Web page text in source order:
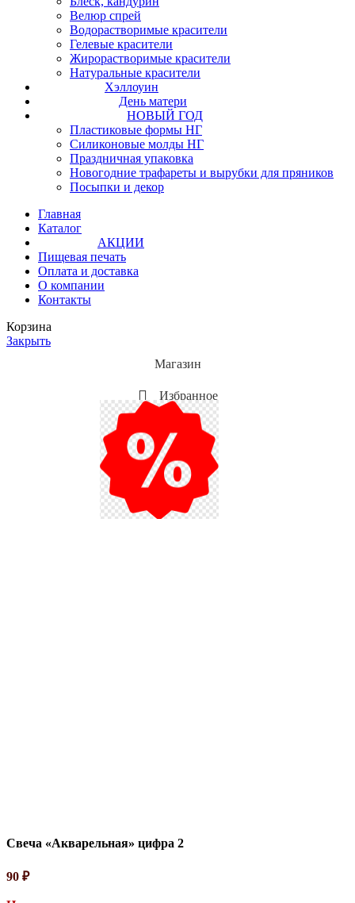
Велюр спрей
Водорастворимые красители
Гелевые красители
Жирорастворимые красители
Натуральные красители
Хэллоуин
День матери
НОВЫЙ ГОД
Пластиковые формы НГ
Силиконовые молды НГ
Праздничная упаковка
Новогодние трафареты и вырубки для пряников
Посыпки и декор
Главная
Каталог
АКЦИИ
Пищевая печать
Оплата и доставка
О компании
Контакты
Корзина
Закрыть
Магазин
Избранное
Мой аккаунт
Акции
Свеча «Акварельная» цифра 2
90 ₽